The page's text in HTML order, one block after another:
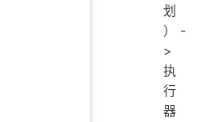
划
） -
>
执
行
器